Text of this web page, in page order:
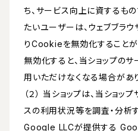
ち、サービス向上に資するも
たいユーザーは、ウェブブラ
りCookieを無効化することが
無効化すると、当ショップの
用いただけなくなる場合があ
（２） 当ショップは、当ショ
スの利用状況等を調査・分析
Google LLCが提供する